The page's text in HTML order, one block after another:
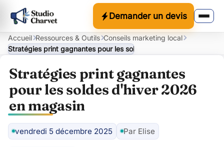
Demander un devis
Accueil Ressources & Outils Conseils marketing local
Stratégies print gagnantes pour les soldes d'hiver 2026 en
Stratégies print gagnantes
pour les soldes d'hiver 2026
en magasin
vendredi 5 décembre 2025
Auteur
Par Elise